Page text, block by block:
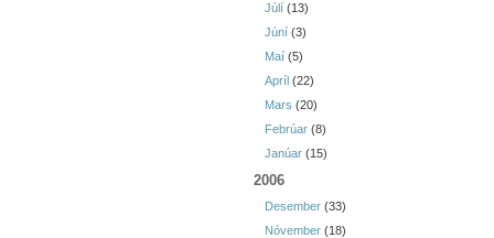
Júlí (13)
Júní (3)
Maí (5)
Apríl (22)
Mars (20)
Febrúar (8)
Janúar (15)
2006
Desember (33)
Nóvember (18)